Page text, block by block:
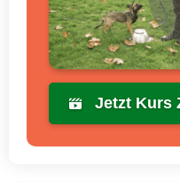
Jetzt Kurs